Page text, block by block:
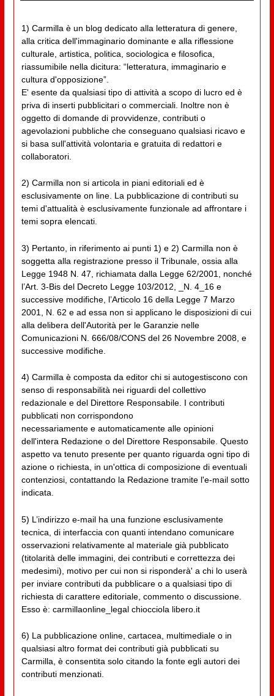
1) Carmilla è un blog dedicato alla letteratura di genere,
alla critica dell'immaginario dominante e alla riflessione
culturale, artistica, politica, sociologica e filosofica,
riassumibile nella dicitura: “letteratura, immaginario e
cultura d'opposizione”.
E' esente da qualsiasi tipo di attività a scopo di lucro ed è
priva di inserti pubblicitari o commerciali. Inoltre non è
oggetto di domande di provvidenze, contributi o
agevolazioni pubbliche che conseguano qualsiasi ricavo e
si basa sull'attività volontaria e gratuita di redattori e
collaboratori.
2) Carmilla non si articola in piani editoriali ed è
esclusivamente on line. La pubblicazione di contributi su
temi d'attualità è esclusivamente funzionale ad affrontare i
temi sopra elencati.
3) Pertanto, in riferimento ai punti 1) e 2) Carmilla non è
soggetta alla registrazione presso il Tribunale, ossia alla
Legge 1948 N. 47, richiamata dalla Legge 62/2001, nonché
l’Art. 3-Bis del Decreto Legge 103/2012, _N. 4_16 e
successive modifiche, l’Articolo 16 della Legge 7 Marzo
2001, N. 62 e ad essa non si applicano le disposizioni di cui
alla delibera dell'Autorità per le Garanzie nelle
Comunicazioni N. 666/08/CONS del 26 Novembre 2008, e
successive modifiche.
4) Carmilla è composta da editor chi si autogestiscono con
senso di responsabilità nei riguardi del collettivo
redazionale e del Direttore Responsabile. I contributi
pubblicati non corrispondono
necessariamente e automaticamente alle opinioni
dell'intera Redazione o del Direttore Responsabile. Questo
aspetto va tenuto presente per quanto riguarda ogni tipo di
azione o richiesta, in un'ottica di composizione di eventuali
contenziosi, contattando la Redazione tramite l'e-mail sotto
indicata.
5) L’indirizzo e-mail ha una funzione esclusivamente
tecnica, di interfaccia con quanti intendano comunicare
osservazioni relativamente al materiale già pubblicato
(titolarità delle immagini, dei contributi e correttezza dei
medesimi), motivo per cui non si risponderà' a chi lo userà
per inviare contributi da pubblicare o a qualsiasi tipo di
richiesta di carattere editoriale, commento o discussione.
Esso è: carmillaonline_legal chiocciola libero.it
6) La pubblicazione online, cartacea, multimediale o in
qualsiasi altro format dei contributi già pubblicati su
Carmilla, è consentita solo citando la fonte egli autori dei
contributi menzionati.